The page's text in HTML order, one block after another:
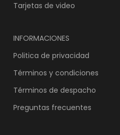
Tarjetas de video
INFORMACIONES
Politica de privacidad
Términos y condiciones
Términos de despacho
Preguntas frecuentes